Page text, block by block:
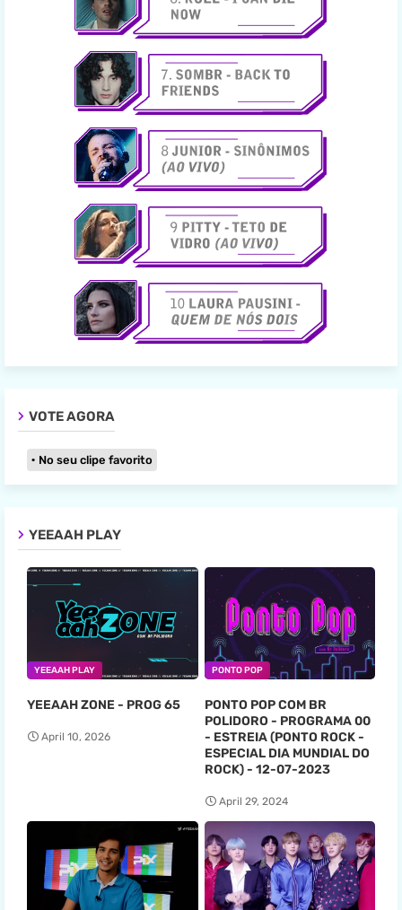
VOTE AGORA
No seu clipe favorito
YEEAAH PLAY
YEEAAH PLAY
YEEAAH ZONE - PROG 65
April 10, 2026
PONTO POP
PONTO POP COM BR
POLIDORO - PROGRAMA 00
- ESTREIA (PONTO ROCK -
ESPECIAL DIA MUNDIAL DO
ROCK) - 12-07-2023
April 29, 2024